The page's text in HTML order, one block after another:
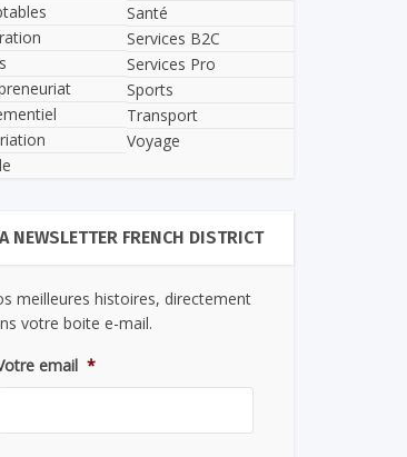
Santé
Services B2C
Services Pro
Sports
Transport
Voyage
NEWSLETTER FRENCH DISTRICT
meilleures histoires, directement
votre boite e-mail.
email *